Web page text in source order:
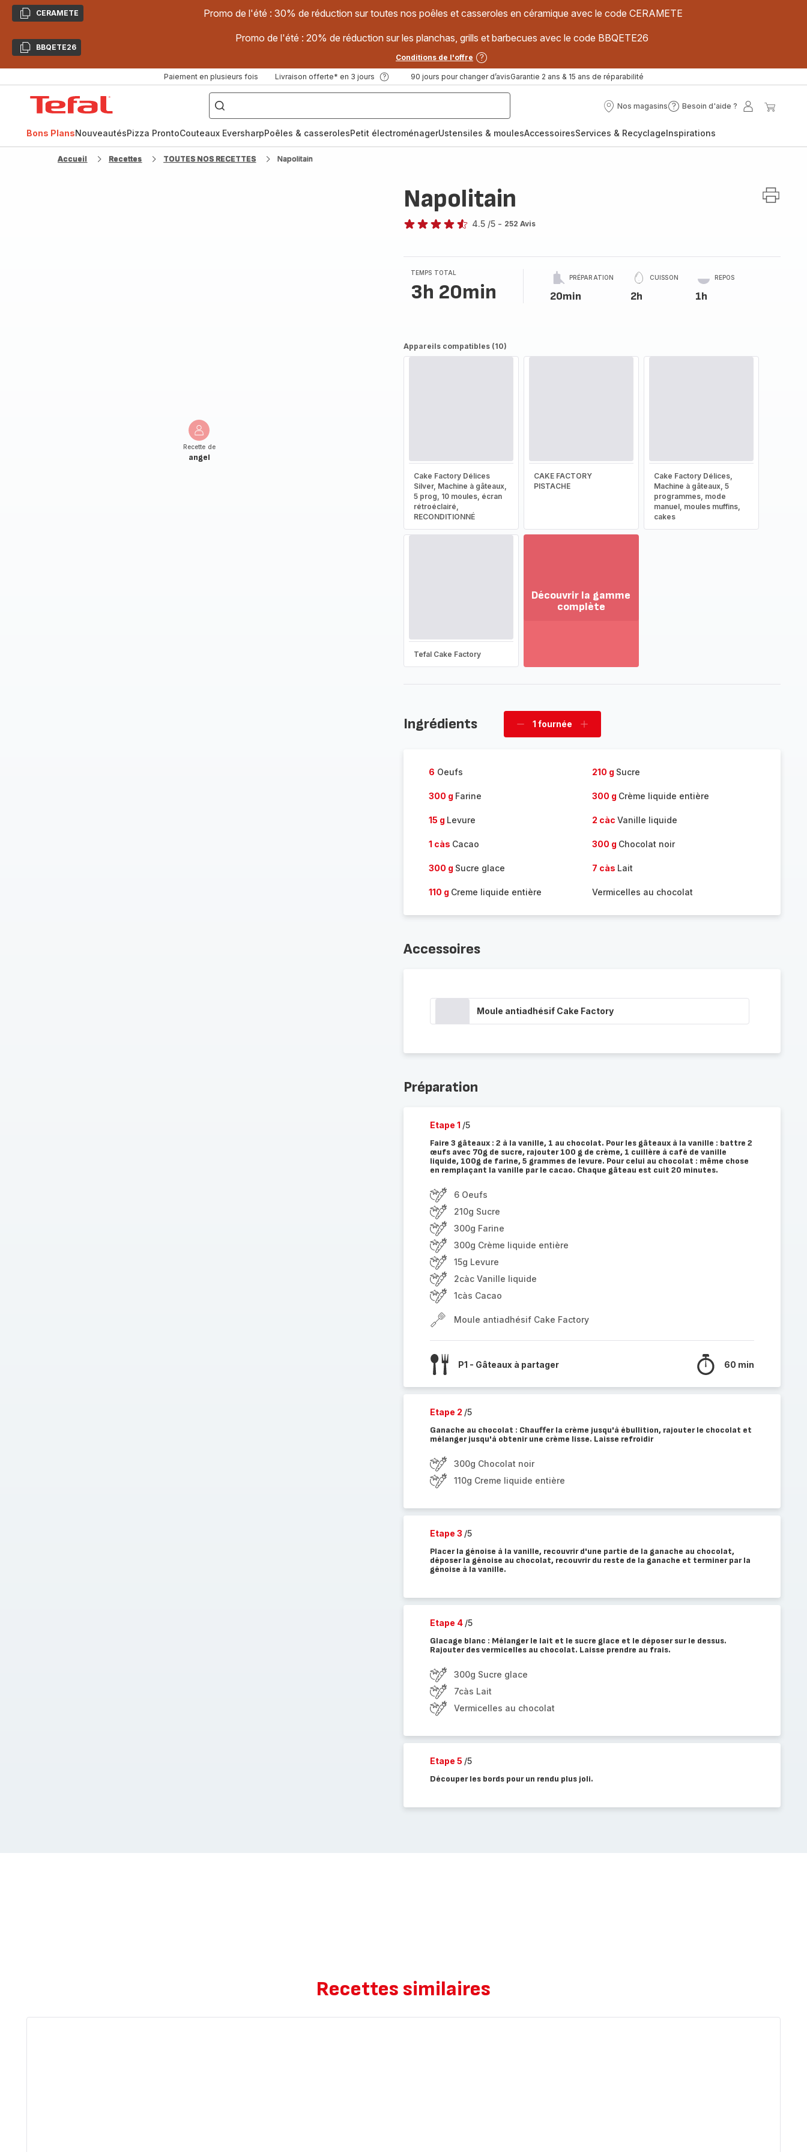
CopierCERAMETE Promo de l'été : 30% de réduction sur toutes nos poêles et casseroles en céramique avec le code CERAMETE
CopierBBQETE26
Promo de l'été : 20% de réduction sur les planchas, grills et barbecues avec le code BBQETE26
Conditions de l'offre
Paiement en plusieurs fois Livraison offerte* en 3 jours 90 jours pour changer d’avisGarantie 2 ans & 15 ans de réparabilité
["Poêles
inox,
Cake
Factory,
Nos magasins
Nos
Besoin d'aide ?
Besoin
?
Mon
Bons PlansNouveautésPizza ProntoCouteaux EversharpPoêles & casserolesPetit électroménagerUstensiles & moulesAccessoiresServices & RecyclageInspirations
Accueil Recettes TOUTES NOS RECETTES Napolitain
Recette de
angel
Napolitain
4.5 /5 - 252 Avis
TEMPS TOTAL
3h 20min
PRÉPARATION
20min
CUISSON
2h
REPOS
1h
Appareils compatibles (10)
Cake Factory Délices
Silver, Machine à gâteaux,
5 prog, 10 moules, écran
rétroéclairé,
RECONDITIONNÉ
CAKE FACTORY
PISTACHE
Cake Factory Délices,
Machine à gâteaux, 5
programmes, mode
manuel, moules muffins,
cakes
Tefal Cake Factory
Découvrir la gamme
complète
la
Ingrédients
Supprimer
1 fournée
Ajouter
6 Oeufs 210 g Sucre
300 g Farine 300 g Crème liquide entière
15 g Levure 2 càc Vanille liquide
1 càs Cacao 300 g Chocolat noir
300 g Sucre glace 7 càs Lait
110 g Creme liquide entière Vermicelles au chocolat
Accessoires
Moule antiadhésif Cake Factory
Préparation
Etape 1 /5
Faire 3 gâteaux : 2 à la vanille, 1 au chocolat. Pour les gâteaux à la vanille : battre 2
œufs avec 70g de sucre, rajouter 100 g de crème, 1 cuillère à café de vanille
liquide, 100g de farine, 5 grammes de levure. Pour celui au chocolat : même chose
en remplaçant la vanille par le cacao. Chaque gâteau est cuit 20 minutes.
6 Oeufs
210g Sucre
300g Farine
300g Crème liquide entière
15g Levure
2càc Vanille liquide
1càs Cacao
Moule antiadhésif Cake Factory
P1 - Gâteaux à partager 60 min
Etape 2 /5
Ganache au chocolat : Chauffer la crème jusqu'à ébullition, rajouter le chocolat et
mélanger jusqu'à obtenir une crème lisse. Laisse refroidir
300g Chocolat noir
110g Creme liquide entière
Etape 3 /5
Placer la génoise à la vanille, recouvrir d'une partie de la ganache au chocolat,
déposer la génoise au chocolat, recouvrir du reste de la ganache et terminer par la
génoise à la vanille.
Etape 4 /5
Glacage blanc : Mélanger le lait et le sucre glace et le déposer sur le dessus.
Rajouter des vermicelles au chocolat. Laisse prendre au frais.
300g Sucre glace
7càs Lait
Vermicelles au chocolat
Etape 5 /5
Découper les bords pour un rendu plus joli.
Recettes similaires